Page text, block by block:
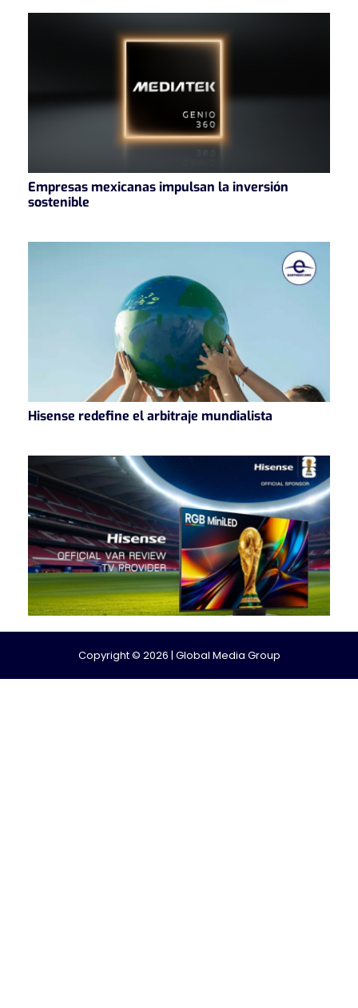
Empresas mexicanas impulsan la inversión
sostenible
Hisense redefine el arbitraje mundialista